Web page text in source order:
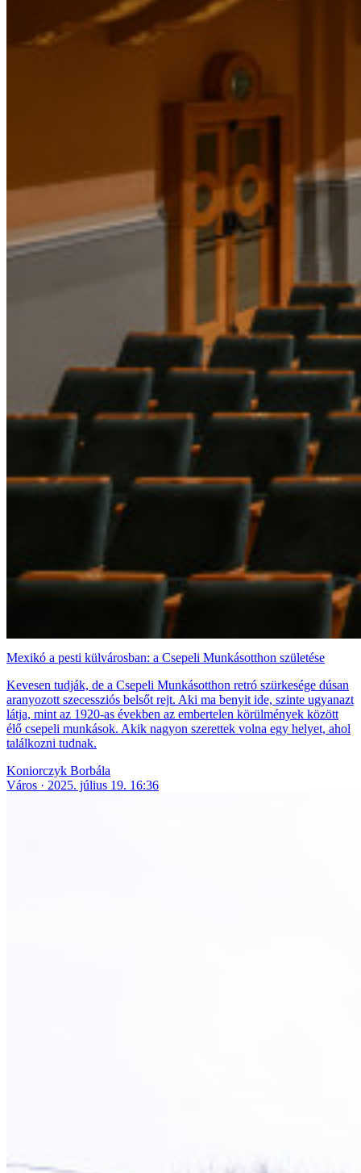
Mexikó a pesti külvárosban: a Csepeli Munkásotthon születése
Kevesen tudják, de a Csepeli Munkásotthon retró szürkesége dúsan
aranyozott szecessziós belsőt rejt. Aki ma benyit ide, szinte ugyanazt
látja, mint az 1920-as években az embertelen körülmények között
élő csepeli munkások. Akik nagyon szerettek volna egy helyet, ahol
találkozni tudnak.
Koniorczyk Borbála
Város
2025. július 19. 16:36